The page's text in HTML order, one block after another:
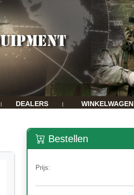
| DEALERS | WINKELWAGEN
Bestellen
Prijs: